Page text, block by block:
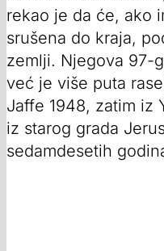
rekao je da će, ako
srušena do kraja,
zemlji. Njegova 97-
već je više puta
Jaffe 1948, zatim iz
iz starog grada
sedamdesetih